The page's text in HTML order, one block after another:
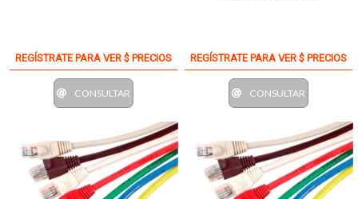
REGÍSTRATE PARA VER $ PRECIOS
CONSULTAR
REGÍSTRATE PARA VER $ PRECIOS
CONSULTAR